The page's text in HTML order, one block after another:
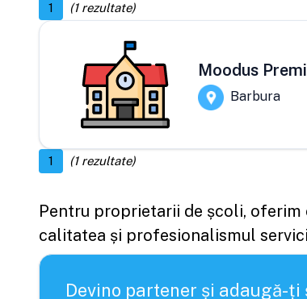
1
(1rezultate)
Moodus
Barbura
1 (1rezultate)
Pentru proprietarii de școli,
calitatea și profesionalismul
Devino partener și adaugă-